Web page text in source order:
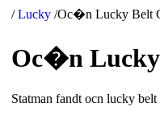
/ Lucky /Oc�n Lucky Belt
Oc�n Lucky
Statman fandt ocn lucky